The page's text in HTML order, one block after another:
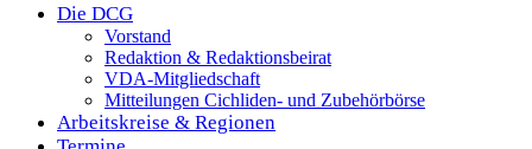
Die DCG
Vorstand
Redaktion & Redaktionsbeirat
VDA-Mitgliedschaft
Mitteilungen Cichliden- und Zubehörbörse
Arbeitskreise & Regionen